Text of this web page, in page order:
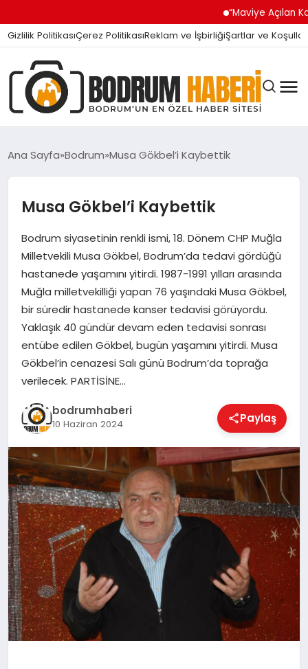
“Maviye Açılan Kapı”
Gizlilik PolitikasıÇerez PolitikasıReklam ve İşbirliğiŞartlar ve Koşullar
SIYASET
MAGAZIN
KÖŞE YAZILARI
SPOR
MUĞLA
☰
Ana Sayfa Bodrum Musa Gökbel’i Kaybettik
Musa Gökbel’i Kaybettik
Bodrum siyasetinin renkli ismi, 18. Dönem CHP Muğla
Milletvekili Musa Gökbel, Bodrum’da tedavi gördüğü
hastanede yaşamını yitirdi. 1987-1991 yılları arasında
Muğla milletvekilliği yapan 76 yaşındaki Musa Gökbel,
bir süredir hastanede kanser tedavisi görüyordu.
Yaklaşık 40 gündür devam eden tedavisi sonrası
entübe edilen Gökbel, bugün yaşamını yitirdi. Musa
Gökbel’in cenazesi Salı günü Bodrum’da toprağa
verilecek. PARTİSİNE…
bodrumhaberi
10 Haziran 2024 Paylaş